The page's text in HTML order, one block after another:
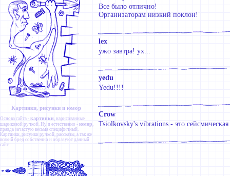
Картинки, рисунки и юмор
Основа сайта - картинки , нарисованные
шариковой ручкой. Ну и естественно - юмор ,
правда зачастую весьма специфичный.
Картинки, рисунки ручкой, рассказы, а так же
всякий бред собственно и образуют данный
сайт.
Все было отлично!
Организаторам низкий поклон!
lex
ужо завтра! ух...
yedu
Yedu!!!!
Crow
Tsiolkovsky's vibrations - это